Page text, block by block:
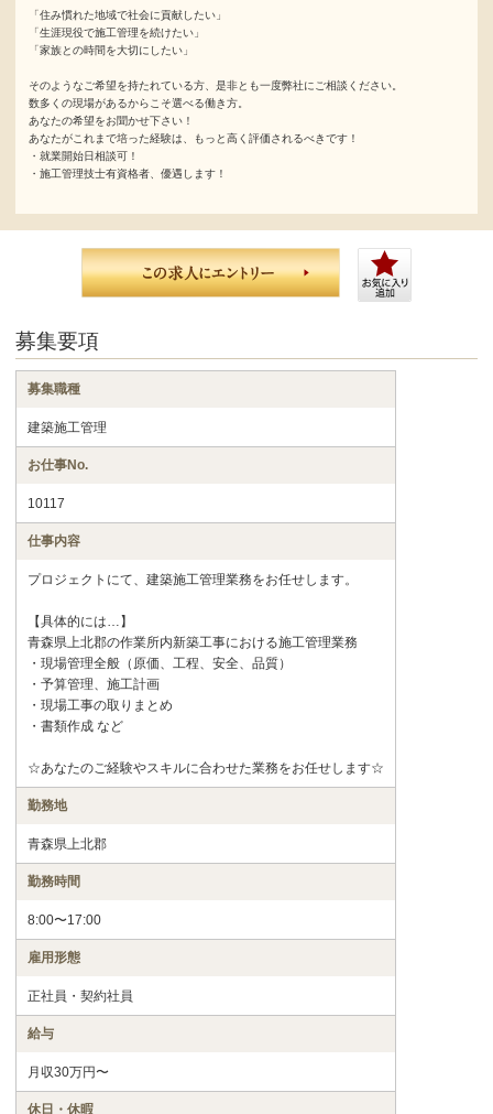
「住み慣れた地域で社会に貢献したい」
「生涯現役で施工管理を続けたい」
「家族との時間を大切にしたい」
そのようなご希望を持たれている方、是非とも一度弊社にご相談ください。
数多くの現場があるからこそ選べる働き方。
あなたの希望をお聞かせ下さい！
あなたがこれまで培った経験は、もっと高く評価されるべきです！
・就業開始日相談可！
・施工管理技士有資格者、優遇します！
募集要項
募集職種
建築施工管理
お仕事No.
10117
仕事内容
プロジェクトにて、建築施工管理業務をお任せします。
【具体的には…】
青森県上北郡の作業所内新築工事における施工管理業務
・現場管理全般（原価、工程、安全、品質）
・予算管理、施工計画
・現場工事の取りまとめ
・書類作成 など
☆あなたのご経験やスキルに合わせた業務をお任せします☆
勤務地
青森県上北郡
勤務時間
8:00〜17:00
雇用形態
正社員・契約社員
給与
月収30万円〜
休日・休暇